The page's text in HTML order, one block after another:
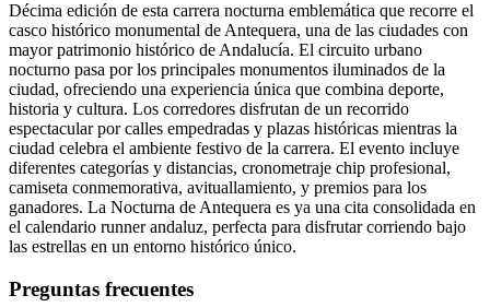
Décima edición de esta carrera nocturna emblemática que recorre el
casco histórico monumental de Antequera, una de las ciudades con
mayor patrimonio histórico de Andalucía. El circuito urbano
nocturno pasa por los principales monumentos iluminados de la
ciudad, ofreciendo una experiencia única que combina deporte,
historia y cultura. Los corredores disfrutan de un recorrido
espectacular por calles empedradas y plazas históricas mientras la
ciudad celebra el ambiente festivo de la carrera. El evento incluye
diferentes categorías y distancias, cronometraje chip profesional,
camiseta conmemorativa, avituallamiento, y premios para los
ganadores. La Nocturna de Antequera es ya una cita consolidada en
el calendario runner andaluz, perfecta para disfrutar corriendo bajo
las estrellas en un entorno histórico único.
Preguntas frecuentes